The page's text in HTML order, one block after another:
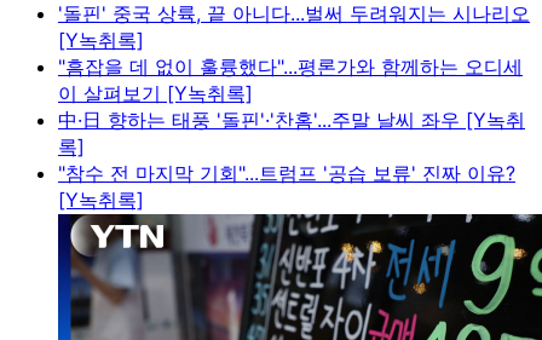
'돌핀' 중국 상륙, 끝 아니다...벌써 두려워지는 시나리오
[Y녹취록]
"흠잡을 데 없이 훌륭했다"...평론가와 함께하는 오디세
이 살펴보기 [Y녹취록]
中·日 향하는 태풍 '돌핀'·'찬홈'...주말 날씨 좌우 [Y녹취
록]
"참수 전 마지막 기회"...트럼프 '공습 보류' 진짜 이유?
[Y녹취록]